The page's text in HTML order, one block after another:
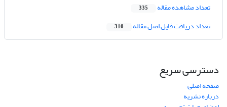
تعداد مشاهده مقاله 335
تعداد دریافت فایل اصل مقاله 310
دسترسی سریع
صفحه اصلی
درباره نشریه